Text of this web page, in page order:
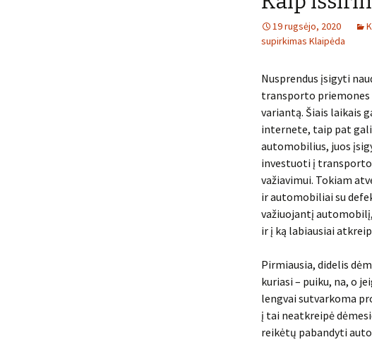
19 rugsėjo, 2020
supirkimas Klaipėda
Nusprendus įsigyti
transporto priemones
variantą. Šiais laikais
internete, taip pat
automobilius, juos
investuoti į
važiavimui. Tokiam
ir automobiliai su
važiuojantį
ir į ką labiausiai
Pirmiausia, didelis
kuriasi – puiku, na, o
lengvai sutvarkoma
į tai neatkreipė
reikėtų pabandyti